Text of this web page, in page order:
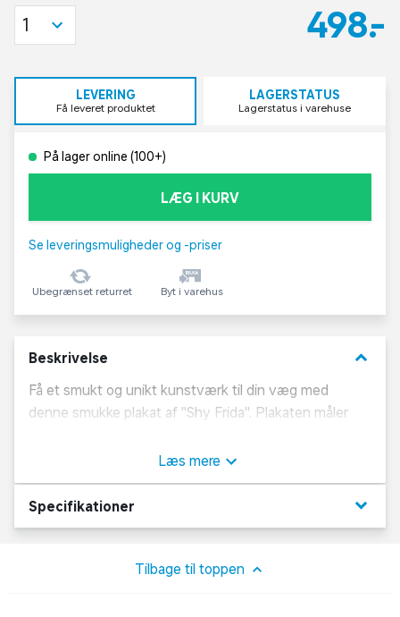
498,-
1
LEVERING
Få leveret produktet
LAGERSTATUS
Lagerstatus i varehuse
På lager online (100+)
LÆG I KURV
Se leveringsmuligheder og -priser
Ubegrænset returret Byt i varehus
Beskrivelse keyboard_arrow_down
Få et smukt og unikt kunstværk til din væg med
denne smukke plakat af "Shy Frida". Plakaten måler
ethvert rum. Perfekt til både hjemmet eller kontoret.
Køb din egen "Shy Frida" plakat i dag og lad din
indretning skinne med personlighed og stil.
Læs mere
Specifikationer keyboard_arrow_down
Tilbage til toppen